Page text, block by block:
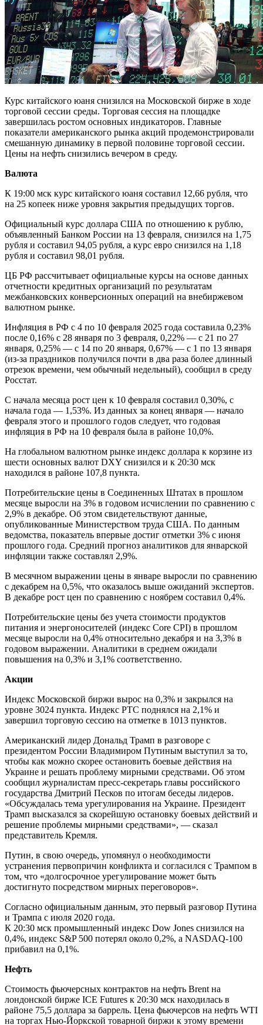
Курс китайского юаня снизился на Московской бирже в ходе
торговой сессии среды. Торговая сессия на площадке
завершилась ростом основных индикаторов. Главные
показатели американского рынка акций продемонстрировали
смешанную динамику в первой половине торговой сессии.
Цены на нефть снизились вечером в среду.
Валюта
К 19:00 мск курс китайского юаня составил 12,66 рубля, что
на 25 копеек ниже уровня закрытия предыдущих торгов.
Официальный курс доллара США по отношению к рублю,
объявленный Банком России на 13 февраля, снизился на 1,75
рубля и составил 94,05 рубля, а курс евро снизился на 1,18
рубля и составил 98,01 рубля.
ЦБ РФ рассчитывает официальные курсы на основе данных
отчетности кредитных организаций по результатам
межбанковских конверсионных операций на внебиржевом
валютном рынке.
Инфляция в РФ с 4 по 10 февраля 2025 года составила 0,23%
после 0,16% с 28 января по 3 февраля, 0,22% — с 21 по 27
января, 0,25% — с 14 по 20 января, 0,67% — с 1 по 13 января
(из-за праздников получился почти в два раза более длинный
отрезок времени, чем обычный недельный), сообщил в среду
Росстат.
С начала месяца рост цен к 10 февраля составил 0,30%, с
начала года — 1,53%. Из данных за конец января — начало
февраля этого и прошлого годов следует, что годовая
инфляция в РФ на 10 февраля была в районе 10,0%.
На глобальном валютном рынке индекс доллара к корзине из
шести основных валют DXY снизился и к 20:30 мск
находился в районе 107,8 пункта.
Потребительские цены в Соединенных Штатах в прошлом
месяце выросли на 3% в годовом исчислении по сравнению с
2,9% в декабре. Об этом свидетельствуют данные,
опубликованные Министерством труда США. По данным
ведомства, показатель впервые достиг отметки 3% с июня
прошлого года. Средний прогноз аналитиков для январской
инфляции также составлял 2,9%.
В месячном выражении цены в январе выросли по сравнению
с декабрем на 0,5%, что оказалось выше ожиданий экспертов.
В декабре рост цен по сравнению с ноябрем составил 0,4%.
Потребительские цены без учета стоимости продуктов
питания и энергоносителей (индекс Core CPI) в прошлом
месяце выросли на 0,4% относительно декабря и на 3,3% в
годовом выражении. Аналитики в среднем ожидали
повышения на 0,3% и 3,1% соответственно.
Акции
Индекс Московской биржи вырос на 0,3% и закрылся на
уровне 3024 пункта. Индекс РТС поднялся на 2,1% и
завершил торговую сессию на отметке в 1013 пунктов.
Американский лидер Дональд Трамп в разговоре с
президентом России Владимиром Путиным выступил за то,
чтобы как можно скорее остановить боевые действия на
Украине и решать проблему мирными средствами. Об этом
сообщил журналистам пресс-секретарь главы российского
государства Дмитрий Песков по итогам беседы лидеров.
«Обсуждалась тема урегулирования на Украине. Президент
Трамп высказался за скорейшую остановку боевых действий и
решение проблемы мирными средствами», — сказал
представитель Кремля.
Путин, в свою очередь, упомянул о необходимости
устранения первопричин конфликта и согласился с Трампом в
том, что «долгосрочное урегулирование может быть
достигнуто посредством мирных переговоров».
Согласно официальным данным, это первый разговор Путина
и Трампа с июля 2020 года.
К 20:30 мск промышленный индекс Dow Jones снизился на
0,4%, индекс S&P 500 потерял около 0,2%, а NASDAQ-100
прибавил на 0,1%.
Нефть
Стоимость фьючерсных контрактов на нефть Brent на
лондонской бирже ICE Futures к 20:30 мск находилась в
районе 75,5 доллара за баррель. Цена фьючерсов на нефть WTI
на торгах Нью-Йоркской товарной биржи к этому времени